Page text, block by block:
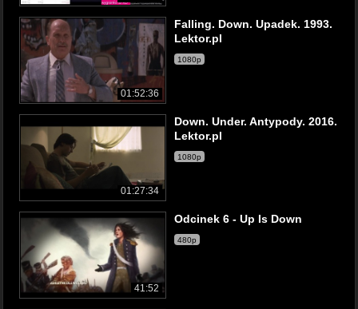
01:52:36
Falling. Down. Upadek. 1993.
Lektor.pl
1080p
01:27:34
Down. Under. Antypody. 2016.
Lektor.pl
1080p
41:52
Odcinek 6 - Up Is Down
480p